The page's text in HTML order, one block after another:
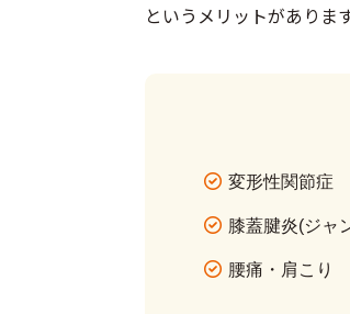
というメリットがあります
変形性関節症
膝蓋腱炎(ジャ
腰痛・肩こり